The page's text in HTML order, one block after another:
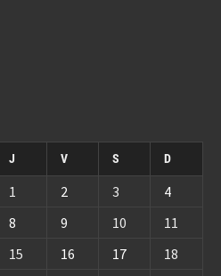
J V S D
1 2 3
4
8 9 10
11
15 16 17 18